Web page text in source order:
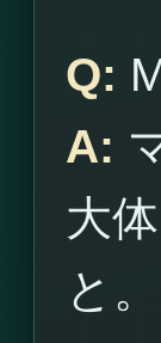
Q:
A:
大
と